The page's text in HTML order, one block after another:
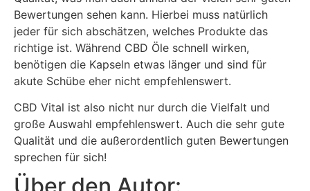
Bewertungen sehen kann. Hierbei muss natürlich
jeder für sich abschätzen, welches Produkte das
richtige ist. Während CBD Öle schnell wirken,
benötigen die Kapseln etwas länger und sind für
akute Schübe eher nicht empfehlenswert.
CBD Vital ist also nicht nur durch die Vielfalt und
große Auswahl empfehlenswert. Auch die sehr gute
Qualität und die außerordentlich guten Bewertungen
sprechen für sich!